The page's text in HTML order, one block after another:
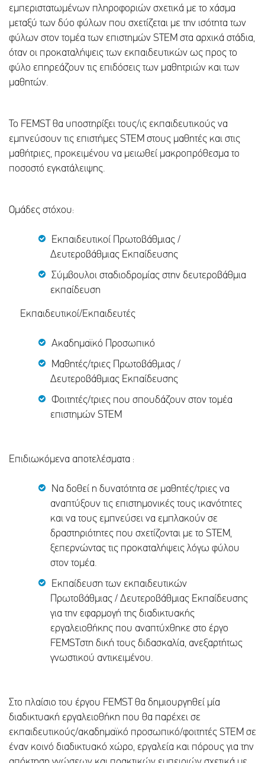
εμπεριστατωμένων πληροφοριών σχετικά με το χάσμα
μεταξύ των δύο φύλων που σχετίζεται με την ισότητα των
φύλων στον τομέα των επιστημών STEM στα αρχικά στάδια,
όταν οι προκαταλήψεις των εκπαιδευτικών ως προς το
φύλο επηρεάζουν τις επιδόσεις των μαθητριών και των
μαθητών.
Το FEMST θα υποστηρίξει τους/ις εκπαιδευτικούς να
εμπνεύσουν τις επιστήμες STEM στους μαθητές και στις
μαθήτριες, προκειμένου να μειωθεί μακροπρόθεσμα το
ποσοστό εγκατάλειψης.
Ομάδες στόχου:
Εκπαιδευτικοί Πρωτοβάθμιας /
Δευτεροβάθμιας Εκπαίδευσης
Σύμβουλοι σταδιοδρομίας στην δευτεροβάθμια
εκπαίδευση
Εκπαιδευτικοί/Εκπαιδευτές
Ακαδημαϊκό Προσωπικό
Μαθητές/τριες Πρωτοβάθμιας /
Δευτεροβάθμιας Εκπαίδευσης
Φοιτητές/τριες που σπουδάζουν στον τομέα
επιστημών STEM
Επιδιωκόμενα αποτελέσματα :
Να δοθεί η δυνατότητα σε μαθητές/τριες να
αναπτύξουν τις επιστημονικές τους ικανότητες
και να τους εμπνεύσει να εμπλακούν σε
δραστηριότητες που σχετίζονται με το STEM,
ξεπερνώντας τις προκαταλήψεις λόγω φύλου
στον τομέα.
Εκπαίδευση των εκπαιδευτικών
Πρωτοβάθμιας / Δευτεροβάθμιας Εκπαίδευσης
για την εφαρμογή της διαδικτυακής
εργαλειοθήκης που αναπτύχθηκε στο έργο
FEMSTστη δική τους διδασκαλία, ανεξαρτήτως
γνωστικού αντικειμένου.
Στο πλαίσιο του έργου FEMST θα δημιουργηθεί μία
διαδικτυακή εργαλειοθήκη που θα παρέχει σε
εκπαιδευτικούς/ακαδημαϊκό προσωπικό/φοιτητές STEM σε
έναν κοινό διαδικτυακό χώρο, εργαλεία και πόρους για την